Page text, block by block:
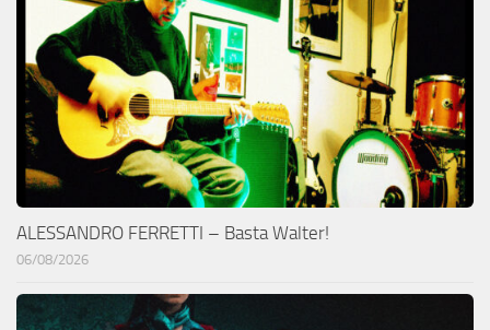
ALESSANDRO FERRETTI – Basta Walter!
06/08/2026